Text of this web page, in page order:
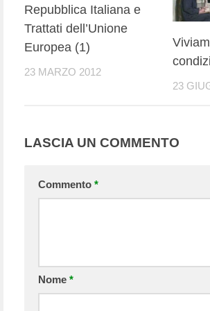
Repubblica Italiana e
Trattati dell’Unione
Europea (1)
23 MARZO 2012
23
LASCIA UN COMMENTO
Commento *
Nome *